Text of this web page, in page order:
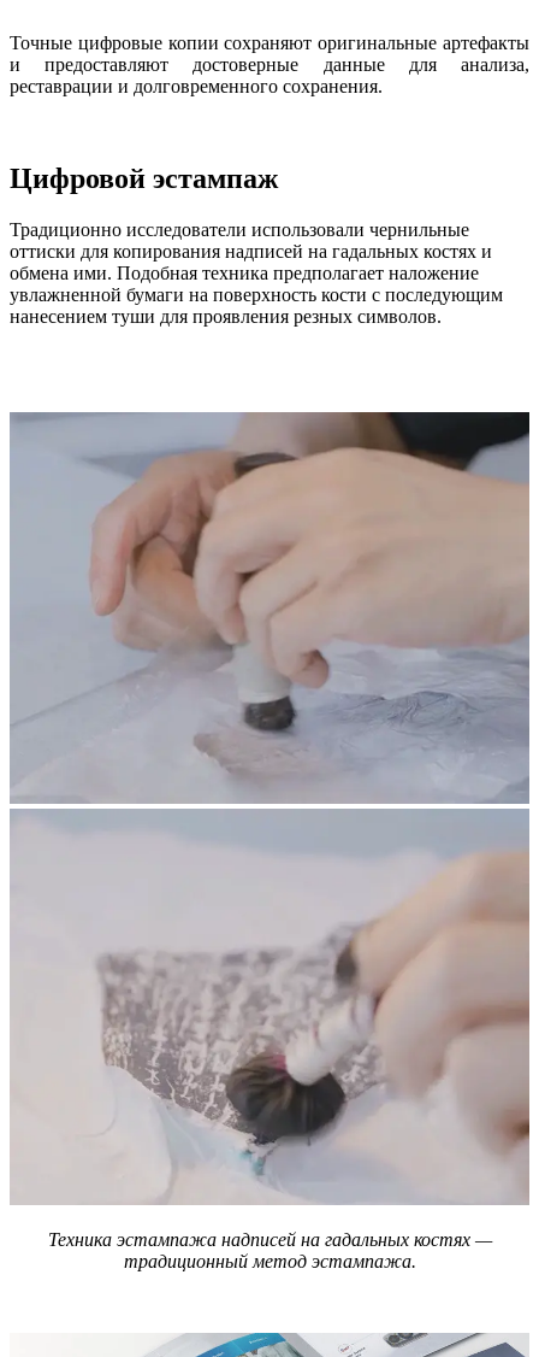
Точные цифровые копии сохраняют оригинальные артефакты
и предоставляют достоверные данные для анализа,
реставрации и долговременного сохранения.
Цифровой эстампаж
Традиционно исследователи использовали чернильные
оттиски для копирования надписей на гадальных костях и
обмена ими. Подобная техника предполагает наложение
увлажненной бумаги на поверхность кости с последующим
нанесением туши для проявления резных символов.
Техника эстампажа надписей на гадальных костях —
традиционный метод эстампажа.